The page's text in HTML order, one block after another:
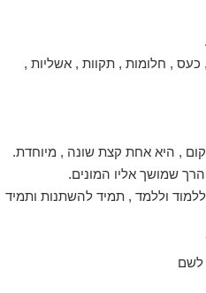
, חלומות , תקוות , אשליות ,
, היא אחת קצת שונה , מיוחדת.
שמושך אליו המונים.
ללמוד וללמד , תמיד להשתנות ותמיד
לשם